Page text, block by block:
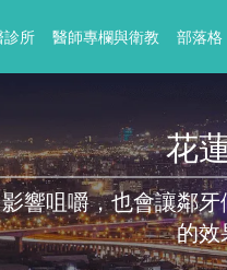
診所 醫師專欄與衛教 部落格
花
響咀嚼，也會讓鄰
的效